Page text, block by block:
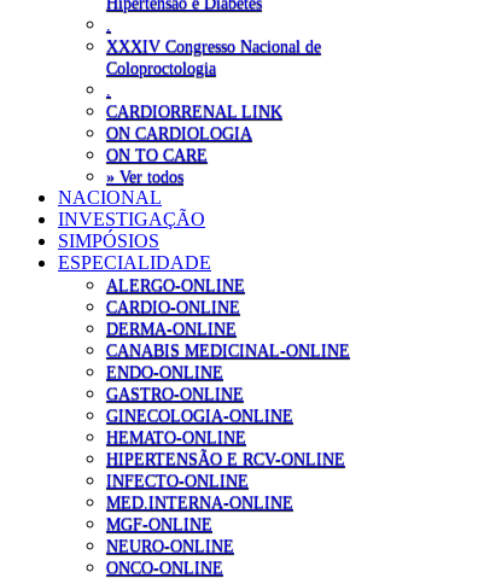
XXXIV Congresso Nacional de
Coloproctologia
CARDIORRENAL LINK
ON CARDIOLOGIA
ON TO CARE
» Ver todos
NACIONAL
INVESTIGAÇÃO
SIMPÓSIOS
ESPECIALIDADE
ALERGO-ONLINE
CARDIO-ONLINE
DERMA-ONLINE
CANABIS MEDICINAL-ONLINE
ENDO-ONLINE
GASTRO-ONLINE
GINECOLOGIA-ONLINE
HEMATO-ONLINE
HIPERTENSÃO E RCV-ONLINE
INFECTO-ONLINE
MED.INTERNA-ONLINE
MGF-ONLINE
NEURO-ONLINE
ONCO-ONLINE